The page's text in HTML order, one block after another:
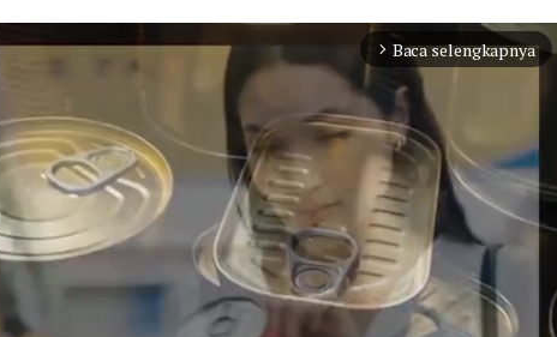
arrow_forward_ios Baca selengkapnya